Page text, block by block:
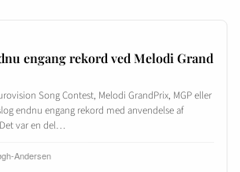
engang rekord ved Melodi Grand
Song Contest, Melodi GrandPrix, MGP eller
endnu engang rekord med anvendelse af
var en del…
Andersen